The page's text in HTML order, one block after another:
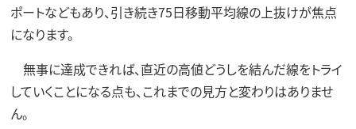
ポートなどもあり、引き続き75日移動平均線の上抜けが焦点
になります。
無事に達成できれば、直近の高値どうしを結んだ線をトライ
していくことになる点も、これまでの見方と変わりはありませ
ん。